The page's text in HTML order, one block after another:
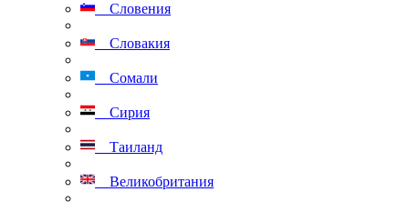
Словения
Словакия
Сомали
Сирия
Таиланд
Великобритания